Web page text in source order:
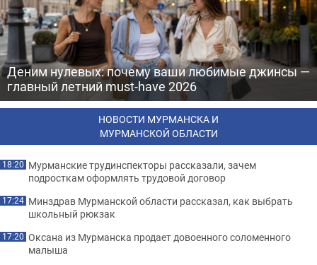
Деним нулевых: почему ваши любимые джинсы —
главный летний must-have 2026
НОВОСТИ МУРМАНСКА И
МУРМАНСКОЙ ОБЛАСТИ
18:20 Мурманские трудинспекторы рассказали, зачем
подросткам оформлять трудовой договор
17:24 Минздрав Мурманской области рассказал, как выбрать
школьный рюкзак
17:20 Оксана из Мурманска продает довоенного соломенного
малыша